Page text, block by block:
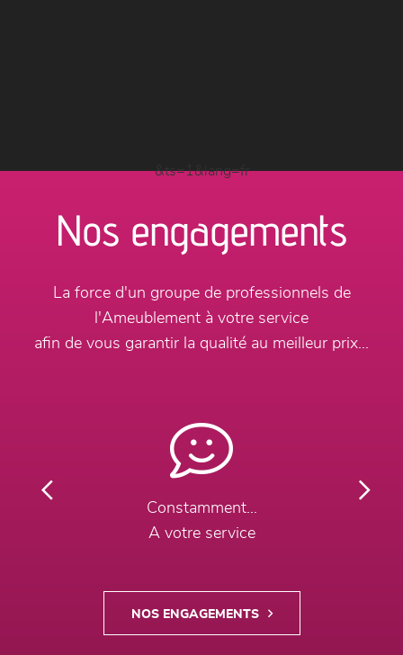
&ts=1&lang=fr
Nos engagements
La force d'un groupe de professionnels de
l'Ameublement à votre service
afin de vous garantir la qualité au meilleur prix...
Constamment...
A votre service
NOS ENGAGEMENTS